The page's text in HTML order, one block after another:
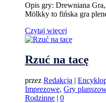
Opis gry: Drewniana
Mölkky to fińska gra
Czytaj więcej
Rzuć na tacę
przezRedakcja |
Imprezowe,Gry
Rodzinne |0